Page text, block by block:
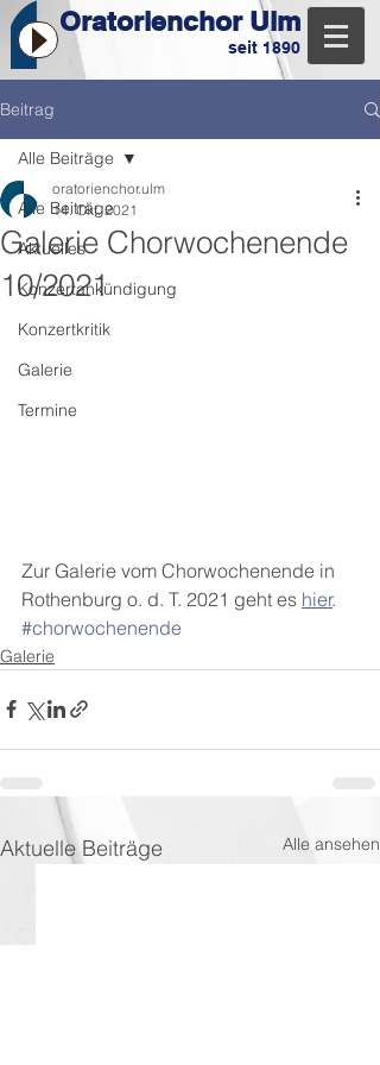
Oratorienchor Ulm
seit 1890
Beitrag
Alle Beiträge
Aktuelles
Konzertankündigung
Konzertkritik
Galerie
Termine
Alle Beiträge
Galerie Chorwochenende
10/2021
oratorienchor.ulm
14. Okt. 2021
Zur Galerie vom Chorwochenende in
Rothenburg o. d. T. 2021 geht es hier.
#chorwochenende
Galerie
Aktuelle Beiträge Alle ansehen